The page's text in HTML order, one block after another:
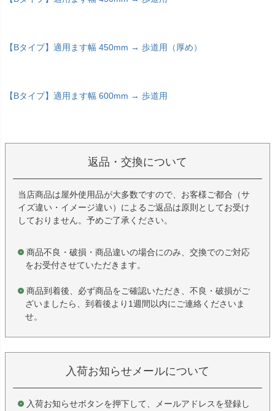
【Bタイプ】適用ます幅 450mm → 歩道用（厚め）
【Bタイプ】適用ます幅 600mm → 歩道用
返品・交換について
当店商品は屋外使用品が大多数ですので、お客様ご都合（サ
イズ違い・イメージ違い）によるご返品は原則としてお受け
しておりません。予めご了承ください。
商品不良・破損・商品違いの場合にのみ、交換でのご対応
をお受付させていただきます。
商品到着後、必ず商品をご確認いただき、不良・破損がご
ざいましたら、到着後より1週間以内にご連絡くださいま
せ。
入荷お知らせメールについて
入荷お知らせボタンを押下して、メールアドレスを登録し